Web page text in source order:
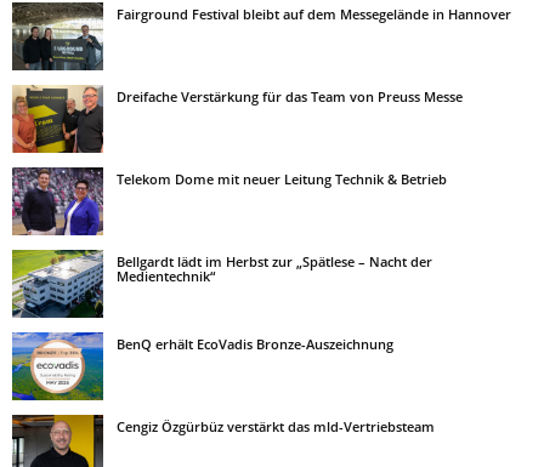
Fairground Festival bleibt auf dem Messegelände in Hannover
Dreifache Verstärkung für das Team von Preuss Messe
Telekom Dome mit neuer Leitung Technik & Betrieb
Bellgardt lädt im Herbst zur „Spätlese – Nacht der
Medientechnik“
BenQ erhält EcoVadis Bronze-Auszeichnung
Cengiz Özgürbüz verstärkt das mld-Vertriebsteam